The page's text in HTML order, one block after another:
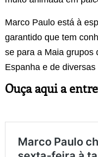
Marco Paulo está à
garantido que tem
se para a Maia grupos
Espanha e de
Ouça aqui a